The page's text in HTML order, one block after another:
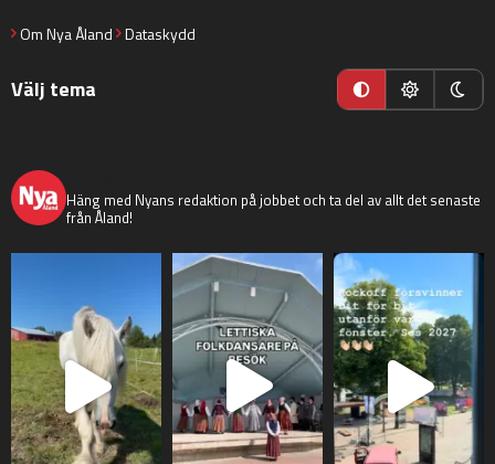
Om Nya Åland Dataskydd
Välj tema
Häng med Nyans redaktion på jobbet och ta del av allt det senaste
från Åland!